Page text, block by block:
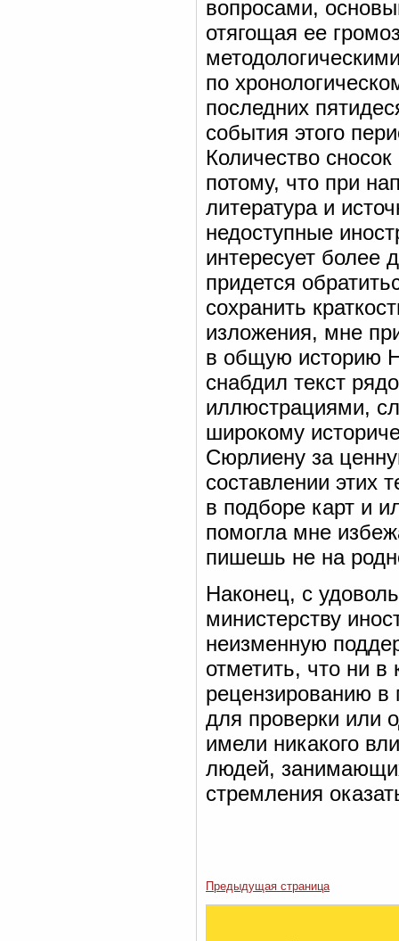
вопросами,
отягощая ее
по
последних
события этого
Количество
потому, что при
литература и
недоступные
интересует более
придется
сохранить
изложения, мне
в общую историю
снабдил текст
иллюстрациями,
широкому
Сюрлиену за
составлении этих
в подборе карт и
помогла мне
пишешь не на
Наконец, с
министерству
неизменную
отметить, что ни в
рецензированию в
для проверки или
имели никакого
людей,
стремления
Предыдущая страница